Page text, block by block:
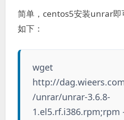
简单，centos5安装unrar
如下：
wget
http://
/unrar/unrar-3.6.8-
1.el5.rf.i386.rpm;rpm